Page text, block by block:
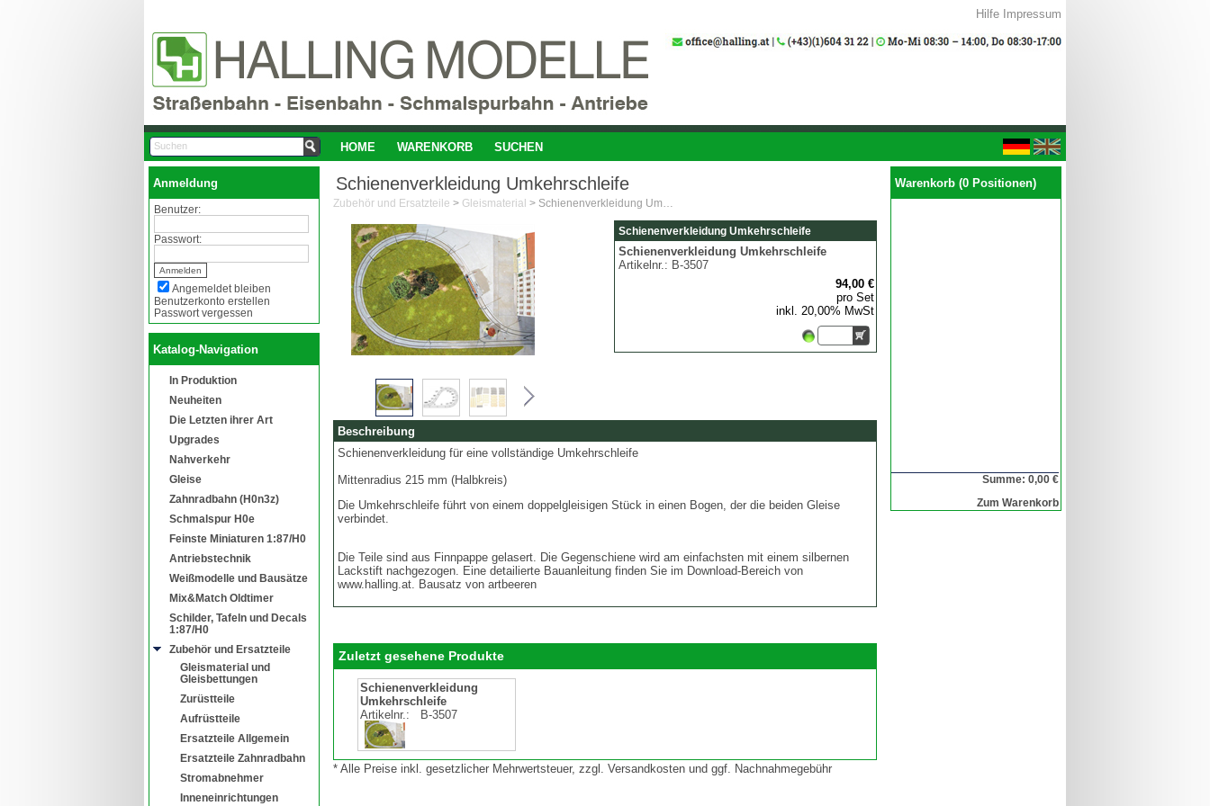
Hilfe Impressum
HOME WARENKORB SUCHEN
Anmeldung
Benutzer:
Passwort:
Angemeldet bleiben
Benutzerkonto erstellen
Passwort vergessen
Katalog-Navigation
In Produktion
Neuheiten
Die Letzten ihrer Art
Upgrades
Nahverkehr
Gleise
Zahnradbahn (H0n3z)
Schmalspur H0e
Feinste Miniaturen 1:87/H0
Antriebstechnik
Weißmodelle und Bausätze
Mix&Match Oldtimer
Schilder, Tafeln und Decals
1:87/H0
Zubehör und Ersatzteile
Gleismaterial und
Gleisbettungen
Zurüstteile
Aufrüstteile
Ersatzteile Allgemein
Ersatzteile Zahnradbahn
Stromabnehmer
Inneneinrichtungen
Warenkorb (0 Positionen)
Summe: 0,00 €
Zum Warenkorb
Schienenverkleidung Umkehrschleife
Zubehör und Ersatzteile > Gleismaterial > Schienenverkleidung Umkehrschleife
Schienenverkleidung Umkehrschleife
Schienenverkleidung Umkehrschleife
Artikelnr.: B-3507
94,00 €
pro Set
inkl. 20,00% MwSt
Beschreibung
Schienenverkleidung für eine vollständige Umkehrschleife
Mittenradius 215 mm (Halbkreis)
Die Umkehrschleife führt von einem doppelgleisigen Stück in einen Bogen, der die beiden Gleise
verbindet.
Die Teile sind aus Finnpappe gelasert. Die Gegenschiene wird am einfachsten mit einem silbernen
Lackstift nachgezogen. Eine detailierte Bauanleitung finden Sie im Download-Bereich von
www.halling.at. Bausatz von artbeeren
Zuletzt gesehene Produkte
Schienenverkleidung
Umkehrschleife
Artikelnr.:
B-3507
* Alle Preise inkl. gesetzlicher Mehrwertsteuer, zzgl. Versandkosten und ggf. Nachnahmegebühr